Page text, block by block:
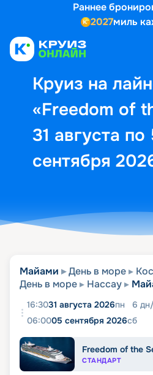
Раннее
2027миль
Круиз на
«Freedom of
31 августа по
сентября
Выбор
Майами День в море
День в море
Нассау
16:3031 августа 2026пн 6 дн/
06:0005 сентября 2026сб
Freedom of the
СТАНДАРТ